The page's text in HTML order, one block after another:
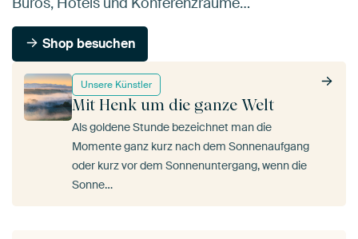
Unsere Künstler
Mit Henk um die ganze Welt
Als goldene Stunde bezeichnet man die
Momente ganz kurz nach dem Sonnenaufgang
oder kurz vor dem Sonnenuntergang, wenn die
Sonne…
Shop besuchen